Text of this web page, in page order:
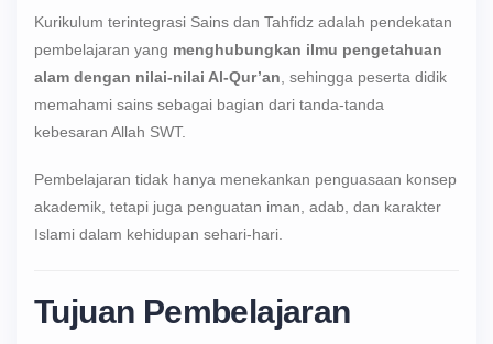
Kurikulum terintegrasi Sains dan Tahfidz adalah pendekatan
pembelajaran yang menghubungkan ilmu pengetahuan
alam dengan nilai-nilai Al-Qur’an, sehingga peserta didik
memahami sains sebagai bagian dari tanda-tanda
kebesaran Allah SWT.
Pembelajaran tidak hanya menekankan penguasaan konsep
akademik, tetapi juga penguatan iman, adab, dan karakter
Islami dalam kehidupan sehari-hari.
Tujuan Pembelajaran